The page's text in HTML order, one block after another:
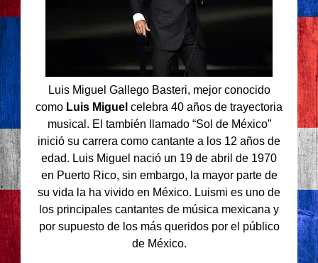
Luis Miguel Gallego Basteri, mejor conocido
como Luis Miguel celebra 40 años de trayectoria
musical. El también llamado “Sol de México”
inició su carrera como cantante a los 12 años de
edad. Luis Miguel nació un 19 de abril de 1970
en Puerto Rico, sin embargo, la mayor parte de
su vida la ha vivido en México. Luismi es uno de
los principales cantantes de música mexicana y
por supuesto de los más queridos por el público
de México.